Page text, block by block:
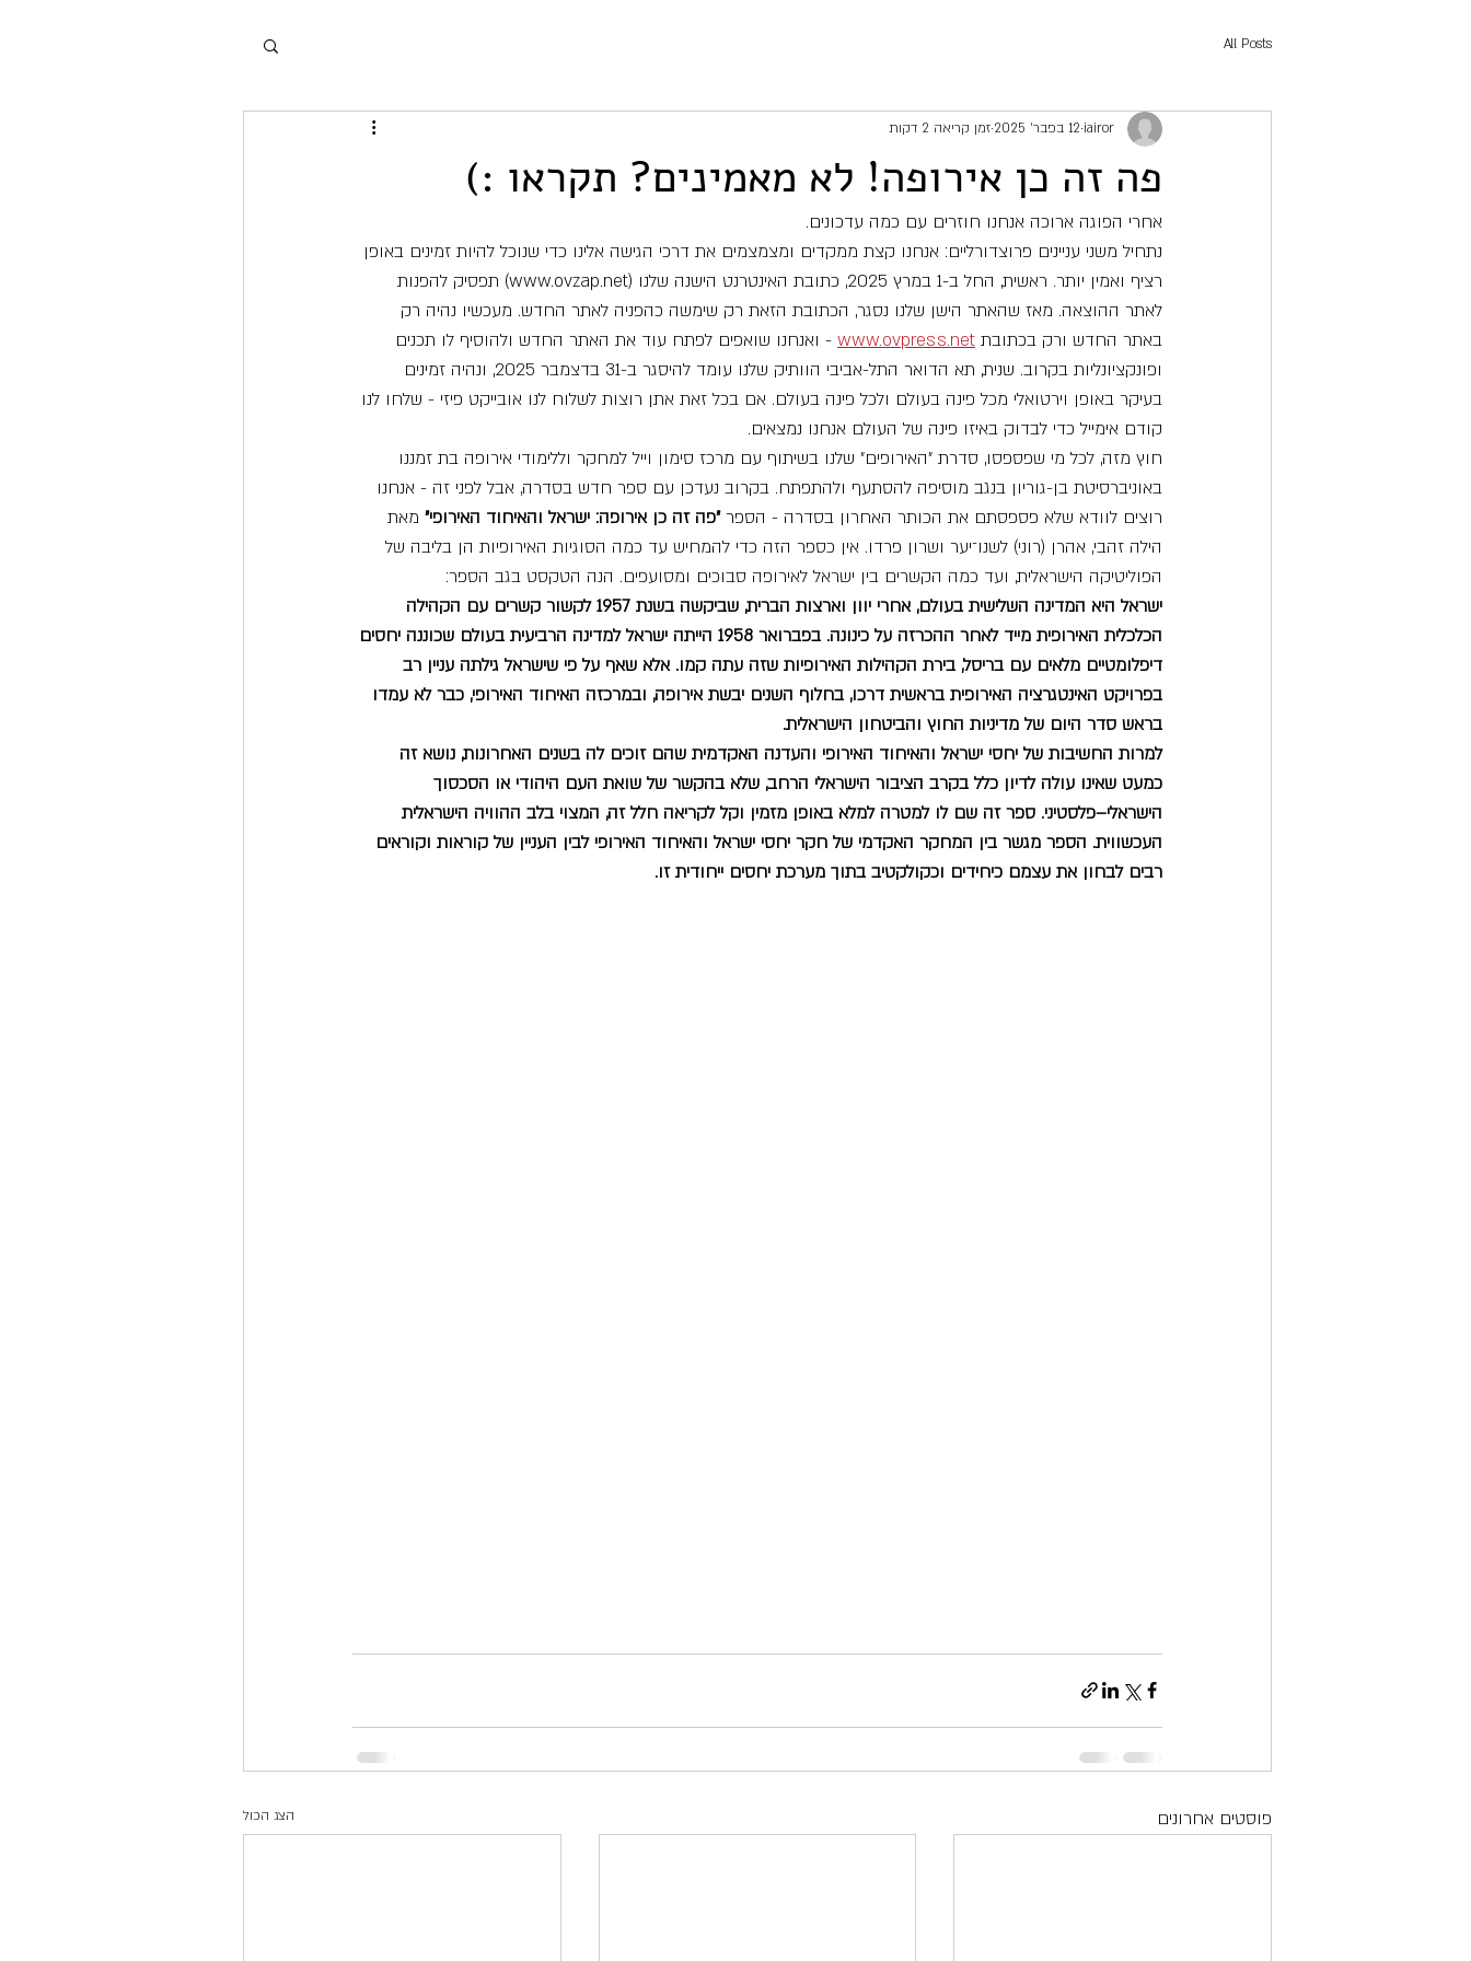
All Posts
פה זה כן אירופה! לא מאמינים? תקראו :)
iairor 12 בפבר׳ 2025 זמן קריאה 2 דקות
אחרי הפוגה ארוכה אנחנו חוזרים עם כמה עדכונים.
נתחיל משני עניינים פרוצדורליים: אנחנו קצת ממקדים ומצמצמים את דרכי הגישה אלינו כדי שנוכל להיות זמינים באופן
רציף ואמין יותר. ראשית, החל ב-1 במרץ 2025, כתובת האינטרנט הישנה שלנו (www.ovzap.net) תפסיק להפנות
לאתר ההוצאה. מאז שהאתר הישן שלנו נסגר, הכתובת הזאת רק שימשה כהפניה לאתר החדש. מעכשיו נהיה רק
באתר החדש ורק בכתובת www.ovpress.net - ואנחנו שואפים לפתח עוד את האתר החדש ולהוסיף לו תכנים
ופונקציונליות בקרוב. שנית, תא הדואר התל-אביבי הוותיק שלנו עומד להיסגר ב-31 בדצמבר 2025, ונהיה זמינים
בעיקר באופן וירטואלי מכל פינה בעולם ולכל פינה בעולם. אם בכל זאת אתן רוצות לשלוח לנו אובייקט פיזי - שלחו לנו
קודם אימייל כדי לבדוק באיזו פינה של העולם אנחנו נמצאים.
חוץ מזה, לכל מי שפספסו, סדרת "האירופים" שלנו בשיתוף עם מרכז סימון וייל למחקר וללימודי אירופה בת זמננו
באוניברסיטת בן-גוריון בנגב מוסיפה להסתעף ולהתפתח. בקרוב נעדכן עם ספר חדש בסדרה, אבל לפני זה - אנחנו
רוצים לוודא שלא פספסתם את הכותר האחרון בסדרה - הספר "פה זה כן אירופה: ישראל והאיחוד האירופי" מאת
הילה זהבי, אהרן (רוני) לשנו־יער ושרון פרדו. אין כספר הזה כדי להמחיש עד כמה הסוגיות האירופיות הן בליבה של
הפוליטיקה הישראלית, ועד כמה הקשרים בין ישראל לאירופה סבוכים ומסועפים. הנה הטקסט בגב הספר:
ישראל היא המדינה השלישית בעולם, אחרי יוון וארצות הברית, שביקשה בשנת 1957 לקשור קשרים עם הקהילה
הכלכלית האירופית מייד לאחר ההכרזה על כינונה. בפברואר 1958 הייתה ישראל למדינה הרביעית בעולם שכוננה יחסים
דיפלומטיים מלאים עם בריסל, בירת הקהילות האירופיות שזה עתה קמו. אלא שאף על פי שישראל גילתה עניין רב
בפרויקט האינטגרציה האירופית בראשית דרכו, בחלוף השנים יבשת אירופה, ובמרכזה האיחוד האירופי, כבר לא עמדו
בראש סדר היום של מדיניות החוץ והביטחון הישראלית.
למרות החשיבות של יחסי ישראל והאיחוד האירופי והעדנה האקדמית שהם זוכים לה בשנים האחרונות, נושא זה
כמעט שאינו עולה לדיון כלל בקרב הציבור הישראלי הרחב, שלא בהקשר של שואת העם היהודי או הסכסוך
הישראלי–פלסטיני. ספר זה שם לו למטרה למלא באופן מזמין וקל לקריאה חלל זה, המצוי בלב ההוויה הישראלית
העכשווית. הספר מגשר בין המחקר האקדמי של חקר יחסי ישראל והאיחוד האירופי לבין העניין של קוראות וקוראים
רבים לבחון את עצמם כיחידים וכקולקטיב בתוך מערכת יחסים ייחודית זו.
פוסטים אחרונים הצג הכול